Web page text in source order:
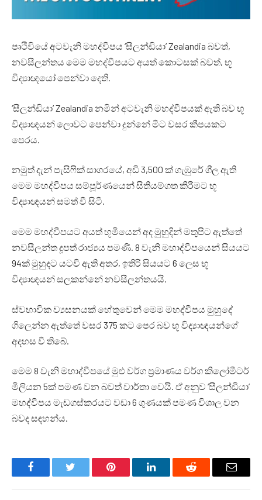
පෘථිවියේ අටවැනි මහද්වීපය ‘සීලන්ඩියා’ Zealandia බවත්,
නවසීලන්තය මෙම මහද්වීපයට අයත් කොටසක් බවත්, භූ
විද්‍යාඥයෝ පෙන්වා දෙති.
‘සීලන්ඩියා’ Zealandia නමින් අටවැනි මහද්වීපයක් ඇති බව භූ
විද්‍යාඥයන් ලොවට පෙන්වා දුන්නේ මීට වසර කීපයකට
පෙරය.
නමුත් දැන් පැසිෆික් සාගරයේ, අඩි 3,500 ක් ගැඹුරේ ගීල ඇති
මෙම මහද්වීපය සම්පූර්ණයෙන් සිතියම්ගත කිරීමට භූ
විද්‍යාඥයන් සමත් වී සිටී.
මෙම මහද්වීපයට අයත් භූමියෙන් අද මුහුදින් මතුපිට ඇත්තේ
නවසීලන්ත දූපත් රාජ්‍යය පමණි. 8 වැනි මහාද්වීපයෙන් සියයට
94ක් මුහුදට යටවී ඇති අතර, ඉතිරි සියයට 6 ලෙස භූ
විද්‍යාඥයන් සලකන්නේ නවසීලන්තයයි.
ස්වභාවික ව්‍යසනයක් හේතුවෙන් මෙම මහද්වීපය මුහුදේ
ගිලෙන්න ඇත්තේ වසර 375 කට පෙර බව භූ විද්‍යාඥයන්ගේ
අදහස වී තිබේ.
මෙම 8 වැනි මහාද්වීපයේ මුළු වර්ග ප්‍රමාණය වර්ග කිලෝමීටර්
මිලියන 5ක් පමණ වන බවත් වාර්තා වෙයි. ඒ අනුව ‘සීලන්ඩියා’
මහද්වීපය මැඩගස්කරයට වඩා 6 ගුණයක් පමණ විශාල වන
බවද සඳහන්ය.
FacebookTwitter Pinterest LinkedInReddit Email